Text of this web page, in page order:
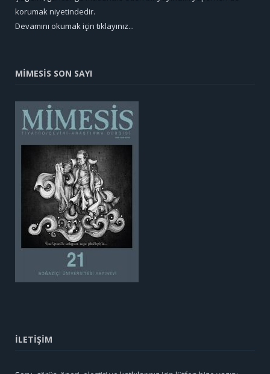
korumak niyetindedir.
Devamını okumak için tıklayınız...
MİMESİS SON SAYI
İLETİŞİM